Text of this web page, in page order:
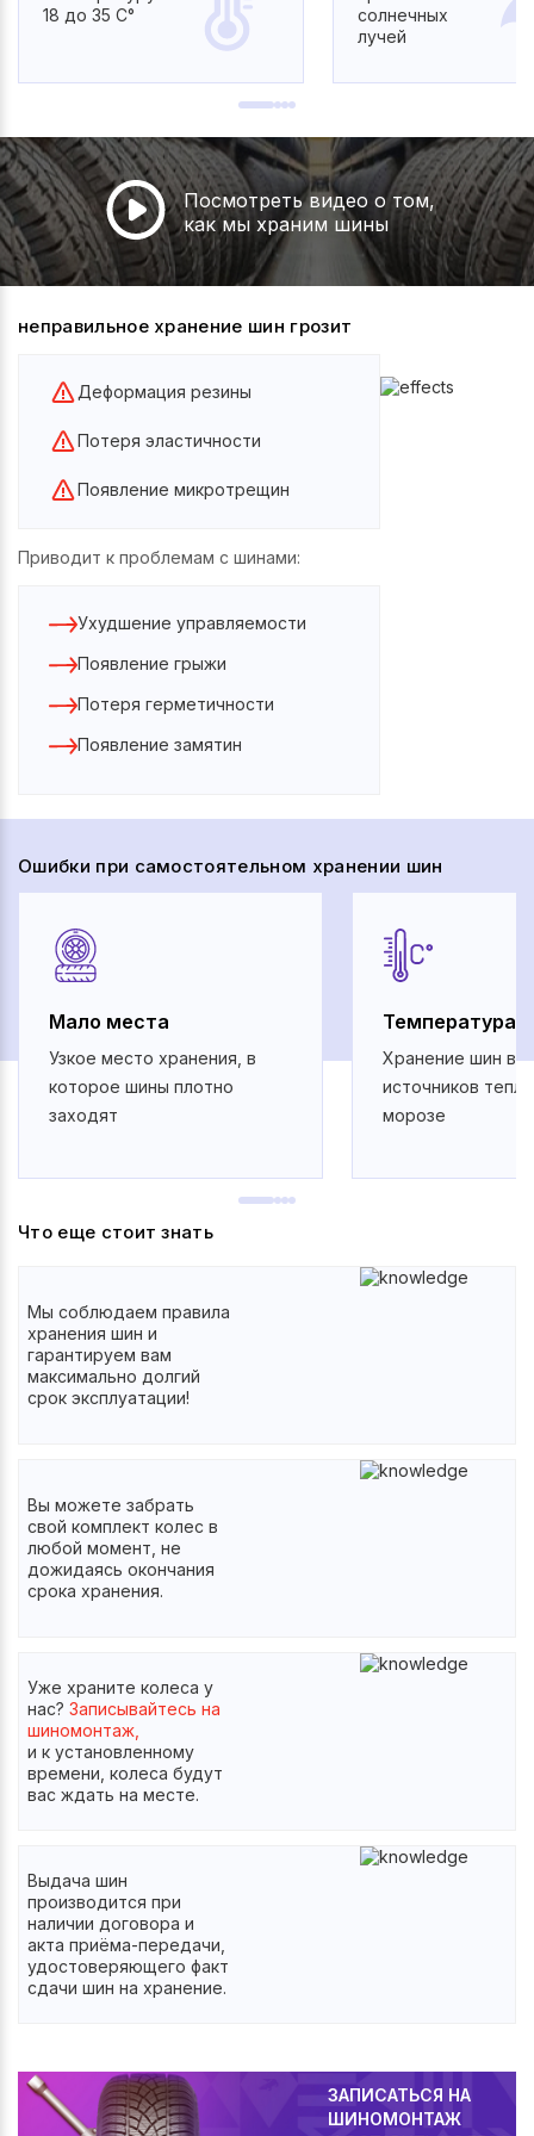
18 до 35 С°
солнечных
лучей
Посмотреть видео о том,
как мы храним шины
неправильное хранение шин грозит
Деформация резины
Потеря эластичности
Появление микротрещин
Приводит к проблемам с шинами:
Ухудшение управляемости
Появление грыжи
Потеря герметичности
Появление замятин
Ошибки при самостоятельном хранении шин
Мало места
Узкое место хранения, в
которое шины плотно
заходят
Температура
Хранение шин
источников
морозе
Что еще стоит знать
Мы соблюдаем правила
хранения шин и
гарантируем вам
максимально долгий
срок эксплуатации!
Вы можете забрать
свой комплект колес в
любой момент, не
дожидаясь окончания
срока хранения.
Уже храните колеса у
нас? Записывайтесь на
шиномонтаж,
и к установленному
времени, колеса будут
вас ждать на месте.
Выдача шин
производится при
наличии договора и
акта приёма-передачи,
удостоверяющего факт
сдачи шин на хранение.
ЗАПИСАТЬСЯ НА
ШИНОМОНТАЖ